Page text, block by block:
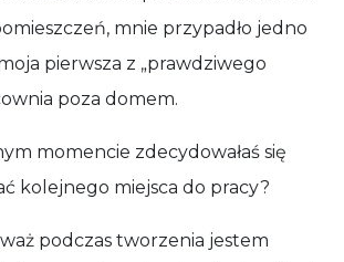
mnie przypadło jedno
pierwsza z „prawdziwego
poza domem.
momencie zdecydowałaś się
kolejnego miejsca do pracy?
podczas tworzenia jestem